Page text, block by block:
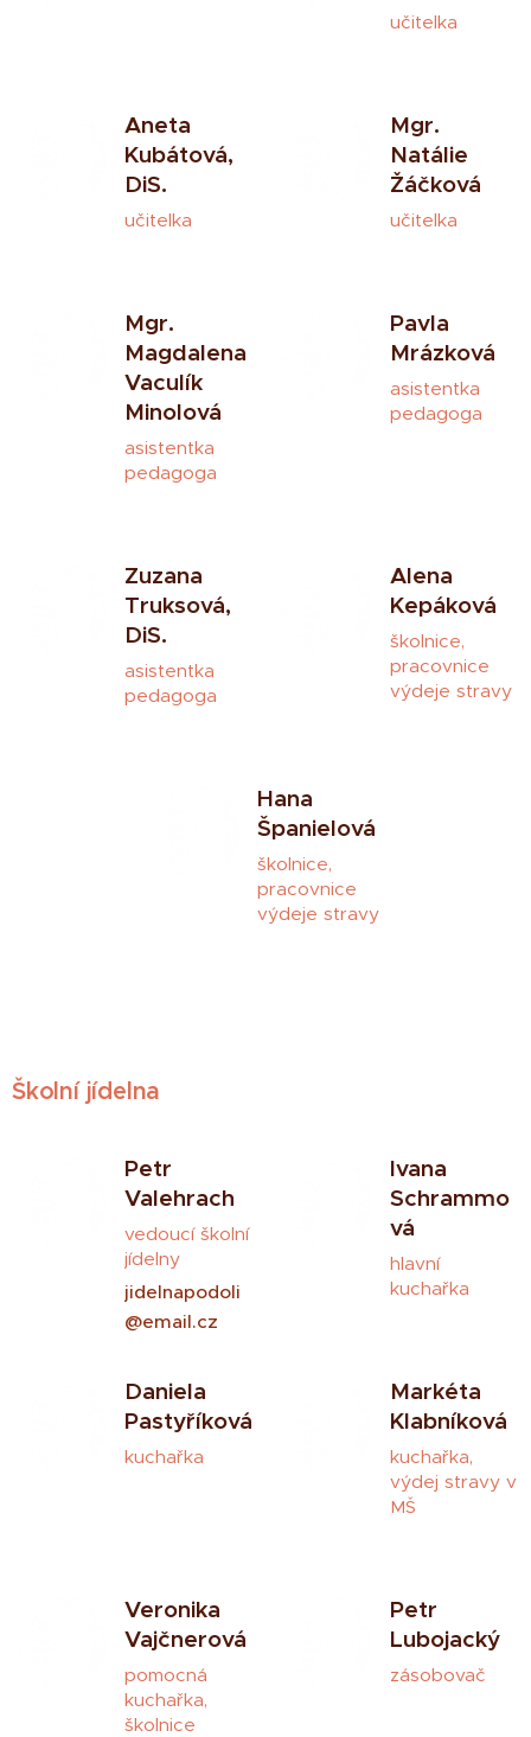
učitelka
Aneta
Kubátová,
DiS.
učitelka
Mgr.
Natálie
Žáčková
učitelka
Mgr.
Magdalena
Vaculík
Minolová
asistentka
pedagoga
Pavla
Mrázková
asistentka
pedagoga
Zuzana
Truksová,
DiS.
asistentka
pedagoga
Alena
Kepáková
školnice,
pracovnice
výdeje stravy
Hana
Španielová
školnice,
pracovnice
výdeje stravy
Školní jídelna
Petr
Valehrach
vedoucí školní
jídelny
jidelnapodoli
@email.cz
Ivana
Schrammo
vá
hlavní
kuchařka
Daniela
Pastyříková
kuchařka
Markéta
Klabníková
kuchařka,
výdej stravy v
MŠ
Veronika
Vajčnerová
pomocná
kuchařka,
školnice
Petr
Lubojacký
zásobovač